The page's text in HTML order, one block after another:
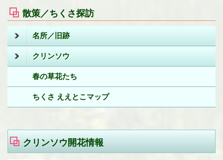
散策／ちくさ探訪
名所／旧跡
クリンソウ
春の草花たち
ちくさ ええとこマップ
クリンソウ開花情報